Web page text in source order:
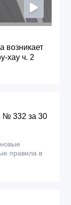
возникает
хау ч. 2
№ 332 за 30
правила в